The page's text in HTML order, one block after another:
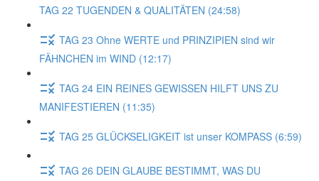
TAG 22 TUGENDEN & QUALITÄTEN (24:58)
TAG 23 Ohne WERTE und PRINZIPIEN sind wir
FÄHNCHEN im WIND (12:17)
TAG 24 EIN REINES GEWISSEN HILFT UNS ZU
MANIFESTIEREN (11:35)
TAG 25 GLÜCKSELIGKEIT ist unser KOMPASS (6:59)
TAG 26 DEIN GLAUBE BESTIMMT, WAS DU